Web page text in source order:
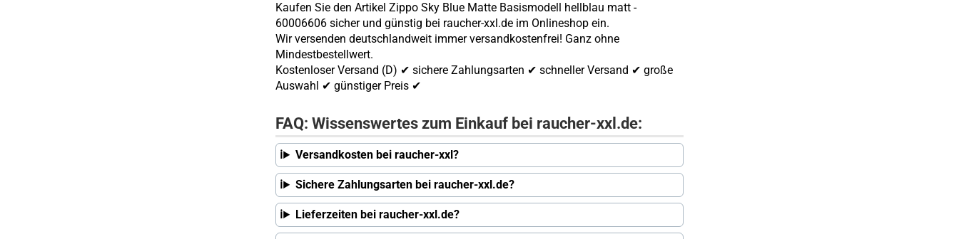
Kaufen Sie den Artikel Zippo Sky Blue Matte Basismodell hellblau matt -
60006606 sicher und günstig bei raucher-xxl.de im Onlineshop ein.
Wir versenden deutschlandweit immer versandkostenfrei! Ganz ohne
Mindestbestellwert.
Kostenloser Versand (D) ✔ sichere Zahlungsarten ✔ schneller Versand ✔ große
Auswahl ✔ günstiger Preis ✔
FAQ: Wissenswertes zum Einkauf bei raucher-xxl.de:
Versandkosten bei raucher-xxl?
Sichere Zahlungsarten bei raucher-xxl.de?
Lieferzeiten bei raucher-xxl.de?